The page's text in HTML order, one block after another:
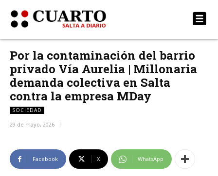
Por la contaminación del barrio
privado Vía Aurelia | Millonaria
demanda colectiva en Salta
contra la empresa MDay
SOCIEDAD
29 de mayo, 2026
Facebook X WhatsApp